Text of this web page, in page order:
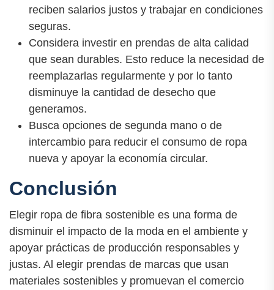
reciben salarios justos y trabajar en condiciones
seguras.
Considera investir en prendas de alta calidad
que sean durables. Esto reduce la necesidad de
reemplazarlas regularmente y por lo tanto
disminuye la cantidad de desecho que
generamos.
Busca opciones de segunda mano o de
intercambio para reducir el consumo de ropa
nueva y apoyar la economía circular.
Conclusión
Elegir ropa de fibra sostenible es una forma de
disminuir el impacto de la moda en el ambiente y
apoyar prácticas de producción responsables y
justas. Al elegir prendas de marcas que usan
materiales sostenibles y promuevan el comercio